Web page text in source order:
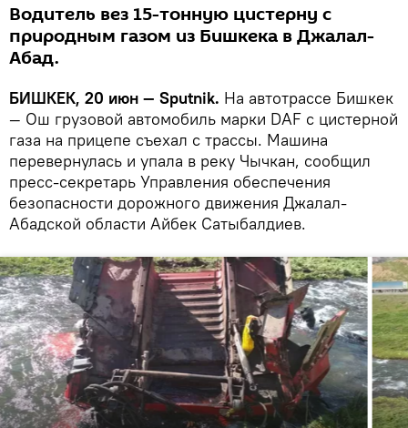
Водитель вез 15-тонную цистерну с
природным газом из Бишкека в Джалал-
Абад.
БИШКЕК, 20 июн — Sputnik. На автотрассе Бишкек
— Ош грузовой автомобиль марки DAF с цистерной
газа на прицепе съехал с трассы. Машина
перевернулась и упала в реку Чычкан, сообщил
пресс-секретарь Управления обеспечения
безопасности дорожного движения Джалал-
Абадской области Айбек Сатыбалдиев.